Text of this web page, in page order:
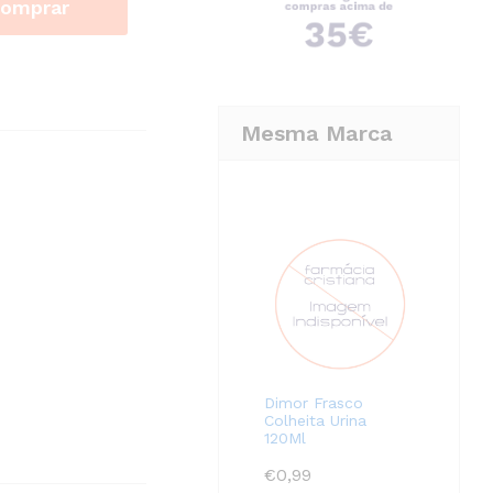
Mesma Marca
Dimor Frasco
Colheita Urina
120Ml
€0,99